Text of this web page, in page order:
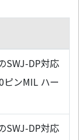
SWJ-DP対応
ピンMIL ハー
SWJ-DP対応